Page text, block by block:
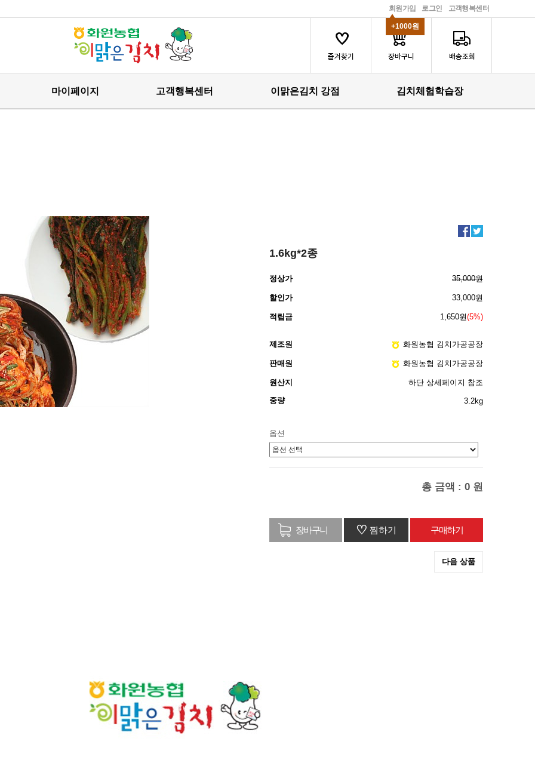
고객행복센터
로그인
회원가입
+1000원
마이페이지 고객행복센터 이맑은김치 강점 김치체험학습장
1.6kg*2종
정상가 35,000원
할인가 33,000원
적립금 1,650원(5%)
제조원 화원농협 김치가공공장
판매원 화원농협 김치가공공장
원산지
하단 상세페이지 참조
중량
3.2kg
옵션
총 금액 : 0 원
♡ 찜하기
다음 상품